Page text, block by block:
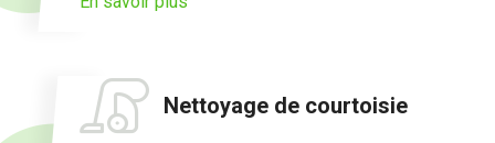
véhicule
Nettoyage de courtoisie